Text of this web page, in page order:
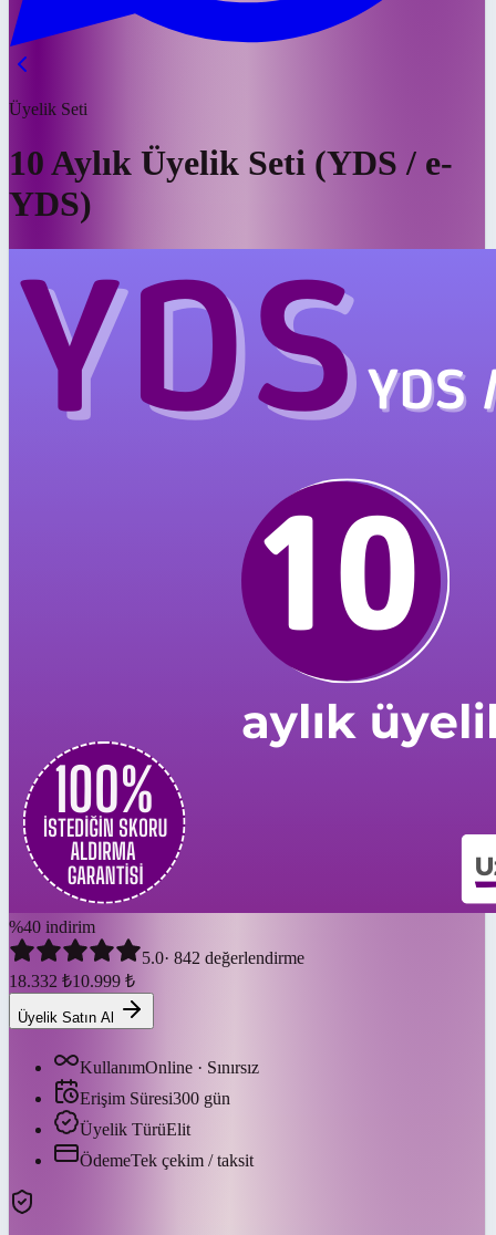
Üyelik Seti
10 Aylık Üyelik Seti (YDS / e-
YDS)
%40 indirim
5.0· 842 değerlendirme
18.332 ₺10.999 ₺
Üyelik Satın Al
KullanımOnline · Sınırsız
Erişim Süresi300 gün
Üyelik TürüElit
ÖdemeTek çekim / taksit